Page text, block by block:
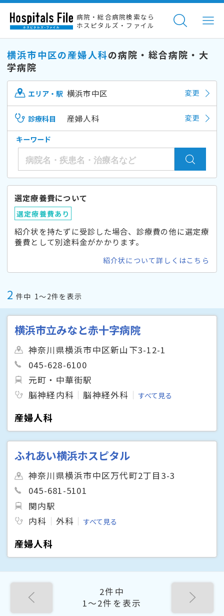
病院・総合病院検索なら
ホスピタルズ・ファイル
横浜市中区の産婦人科の病院・総合病院・大
学病院
エリア・駅 横浜市中区 変更
診療科目 産婦人科 変更
キーワード
選定療養費について
選定療養費あり
紹介状を持たずに受診した場合、診療費の他に選定療
養費として別途料金がかかります。
紹介状について詳しくはこちら
2 件中 1〜2件を表示
横浜市立みなと赤十字病院
神奈川県横浜市中区新山下3-12-1
045-628-6100
元町・中華街駅
脳神経内科
脳神経外科 すべて見る
産婦人科
ふれあい横浜ホスピタル
神奈川県横浜市中区万代町2丁目3-3
045-681-5101
関内駅
内科
外科 すべて見る
産婦人科
2件中
1〜2件を表示